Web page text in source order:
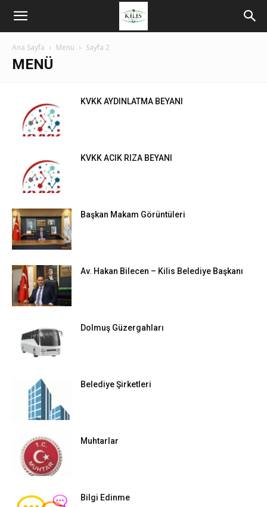
Ana Sayfa Menü Sayfa 2
MENÜ
KVKK AYDINLATMA BEYANI
KVKK ACIK RIZA BEYANI
Başkan Makam Görüntüleri
Av. Hakan Bilecen – Kilis Belediye Başkanı
Dolmuş Güzergahları
Belediye Şirketleri
Muhtarlar
Bilgi Edinme